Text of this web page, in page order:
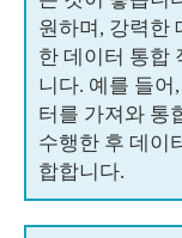
원하며, 강력한
한 데이터 통합
니다. 예를 들어
터를 가져와 통
수행한 후 데이
합합니다.